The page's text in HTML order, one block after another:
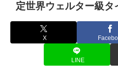
定世界ウェルター級タ
X
LINE